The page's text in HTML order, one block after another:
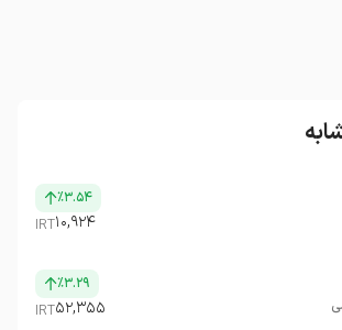
٪۳.۵۴
۱۰,۹۲۴IRT
٪۳.۲۹
۵۲,۳۵۵IRT